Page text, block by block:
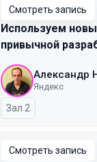
Смотреть запись
Используем
привычной
Александр
Яндекс
Зал 2
Смотреть запись